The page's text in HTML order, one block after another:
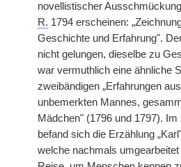
novellistischer
R. 1794 erscheinen:
Geschichte und Erfahrung".
nicht gelungen, dieselbe zu
war vermuthlich eine ähnliche
zweibändigen „Erfahrungen
unbemerkten Mannes,
Mädchen" (1796 und 1797).
befand sich die Erzählung
welche nachmals